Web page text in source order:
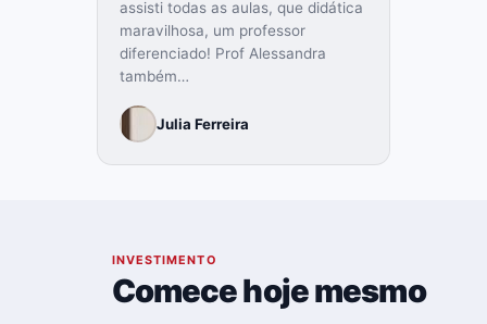
assisti todas as aulas, que didática
maravilhosa, um professor
diferenciado! Prof Alessandra
também…
Julia Ferreira
INVESTIMENTO
Comece hoje mesmo